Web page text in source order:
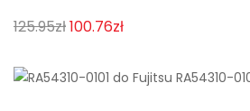
125.95zł100.76zł